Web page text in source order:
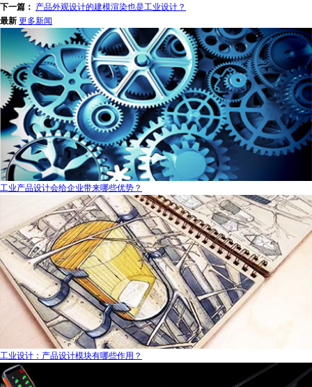
下一篇： 产品外观设计的建模渲染也是工业设计？
最新更多新闻
工业产品设计会给企业带来哪些优势？
工业设计：产品设计模块有哪些作用？